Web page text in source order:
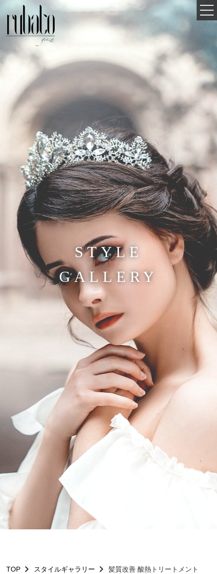
STYLE
GALLERY
TOP スタイルギャラリー 髪質改善 酸熱トリートメント